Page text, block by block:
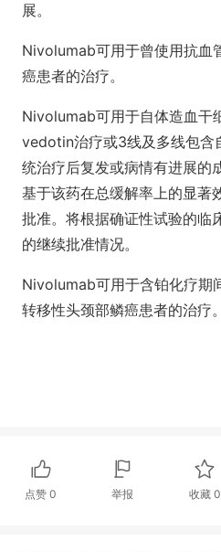
展。
Nivolumab可用于曾使用抗血
癌患者的治疗。
Nivolumab可用于自体造血干
vedotin治疗或3线及多线包含
统治疗后复发或病情有进展的
基于该药在总缓解率上的显著
批准。将根据确证性试验的临
的继续批准情况。
Nivolumab可用于含铂化疗期
转移性头颈部鳞癌患者的治疗。
点赞0 举报 收藏 0